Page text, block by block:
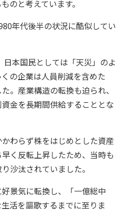
のと考えています。
年代後半の状況に酷似してい
本国民としては「天災」のよ
の企業は人員削減を含めた
。産業構造の転換も迫られ、
金を長期間供給することとな
わらず株をはじめとした資産
く反転上昇したため、当時も
沙汰されていました。
景気に転換し、「一億総中
活を謳歌するまでに至りま